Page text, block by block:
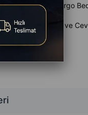
Ekle Kargo
Yaz Sorular (0) ve